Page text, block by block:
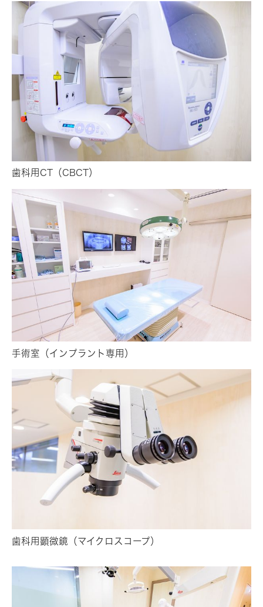
歯科用CT（CBCT）
手術室（インプラント専用）
歯科用顕微鏡（マイクロスコープ）